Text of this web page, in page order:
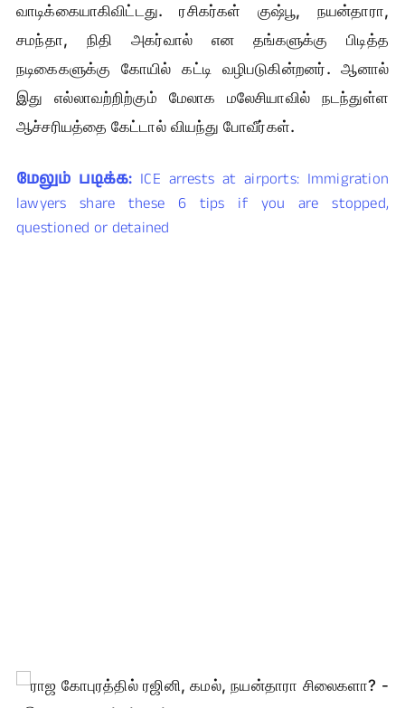
வாடிக்கையாகிவிட்டது. ரசிகர்கள் குஷ்பூ, நயன்தாரா,
சமந்தா, நிதி அகர்வால் என தங்களுக்கு பிடித்த
நடிகைகளுக்கு கோயில் கட்டி வழிபடுகின்றனர். ஆனால்
இது எல்லாவற்றிற்கும் மேலாக மலேசியாவில் நடந்துள்ள
ஆச்சரியத்தை கேட்டால் வியந்து போவீர்கள்.
மேலும் படிக்க: ICE arrests at airports: Immigration
lawyers share these 6 tips if you are stopped,
questioned or detained